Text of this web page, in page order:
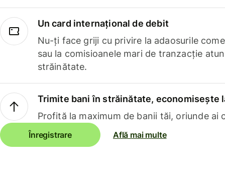
Un card internațional de debit
Nu-ți face griji cu privire la adaosurile
sau la comisioanele mari de tranzacție
străinătate.
Trimite bani în străinătate, economisește
Profită la maximum de banii tăi, oriunde ai
Înregistrare Află mai multe